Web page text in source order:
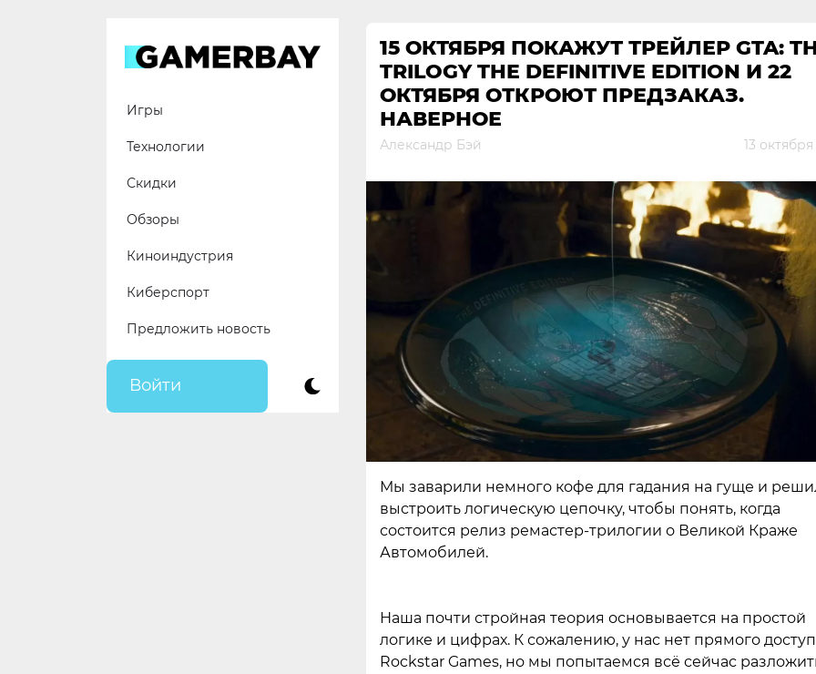
Игры
Технологии
Скидки
Обзоры
Киноиндустрия
Киберспорт
Предложить новость
Войти
15 ОКТЯБРЯ ПОКАЖУТ ТРЕЙЛЕР GTA:
TRILOGY THE DEFINITIVE EDITION И 22
ОКТЯБРЯ ОТКРОЮТ ПРЕДЗАКАЗ.
НАВЕРНОЕ
Александр Бэй 13 октября
Мы заварили немного кофе для гадания на гуще и
выстроить логическую цепочку, чтобы понять, когда
состоится релиз ремастер-трилогии о Великой Краже
Автомобилей.
Наша почти стройная теория основывается на простой
логике и цифрах. К сожалению, у нас нет прямого
Rockstar Games, но мы попытаемся всё сейчас